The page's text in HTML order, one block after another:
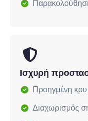
Ισχυρή
Προηγμένη
Διαχωρισμός